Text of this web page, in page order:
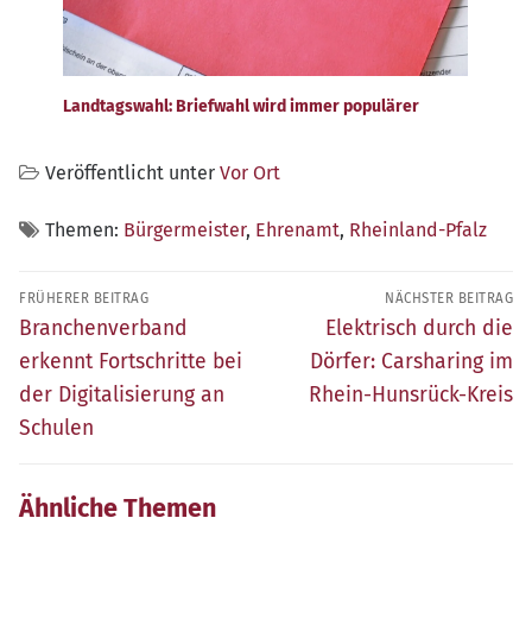
Landtagswahl: Briefwahl wird immer populärer
Veröffentlicht unter Vor Ort
Themen: Bürgermeister, Ehrenamt, Rheinland-Pfalz
Beitragsnavigation
FRÜHERER BEITRAG
Früherer
Beitrag:
Branchenverband
erkennt Fortschritte bei
der Digitalisierung an
Schulen
NÄCHSTER BEITRAG
Nächster
Beitrag:
Elektrisch durch die
Dörfer: Carsharing im
Rhein-Hunsrück-Kreis
Ähnliche Themen